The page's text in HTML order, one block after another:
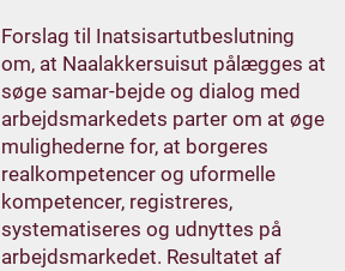
Forslag til Inatsisartutbeslutning
om, at Naalakkersuisut pålægges at
søge samar-bejde og dialog med
arbejdsmarkedets parter om at øge
mulighederne for, at borgeres
realkompetencer og uformelle
kompetencer, registreres,
systematiseres og udnyttes på
arbejdsmarkedet. Resultatet af